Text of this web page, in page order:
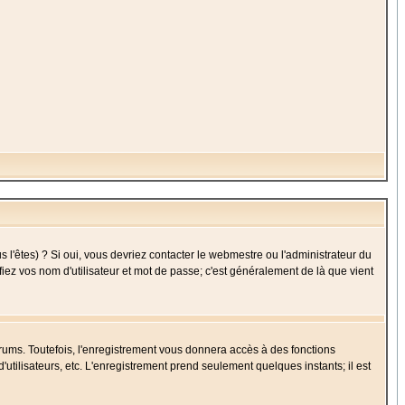
? Si oui, vous devriez contacter le webmestre ou l'administrateur du
vos nom d'utilisateur et mot de passe; c'est généralement de là que vient
Toutefois, l'enregistrement vous donnera accès à des fonctions
etc. L'enregistrement prend seulement quelques instants; il est